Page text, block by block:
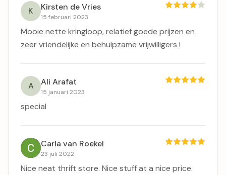
K Kirsten de Vries
15 februari 2023
Mooie nette kringloop, relatief goede prijzen en
zeer vriendelijke en behulpzame vrijwilligers !
A Ali Arafat
15 januari 2023
special
Carla van Roekel
23 juli 2022
Nice neat thrift store. Nice stuff at a nice price.